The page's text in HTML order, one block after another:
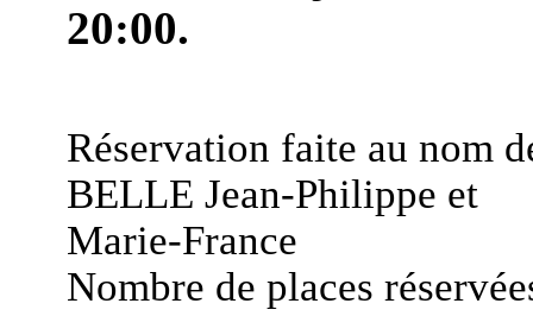
20:00.
Réservation faite au nom
BELLE Jean-Philippe et
Marie-France
Nombre de places